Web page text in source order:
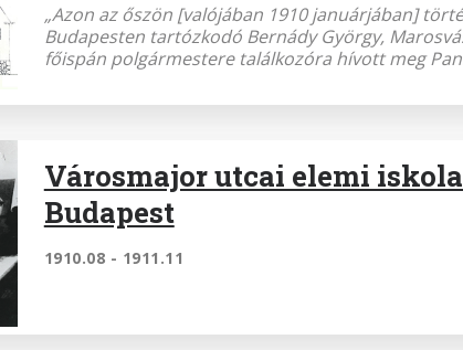
„Azon az őszön [valójában 1910 januárjában]
Budapesten tartózkodó Bernády György,
főispán polgármestere találkozóra hívott meg
Városmajor utcai elemi
Budapest
1910.08 - 1911.11